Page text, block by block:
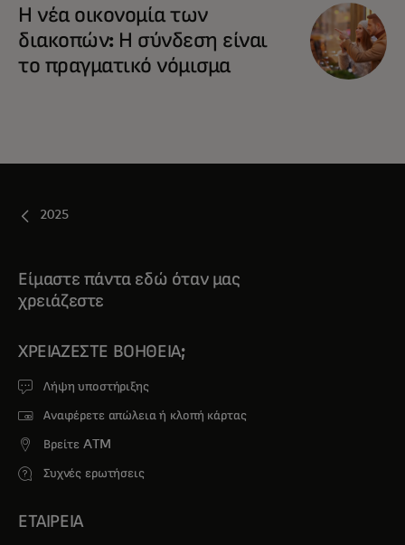
Η νέα οικονομία των
διακοπών: Η σύνδεση είναι
το πραγματικό νόμισμα
2025
Είμαστε πάντα εδώ όταν μας
χρειάζεστε
ΧΡΕΙΆΖΕΣΤΕ ΒΟΉΘΕΙΑ;
Λήψη υποστήριξης
Αναφέρετε απώλεια ή κλοπή κάρτας
Βρείτε ATM
Συχνές ερωτήσεις
ΕΤΑΙΡΕΙΑ